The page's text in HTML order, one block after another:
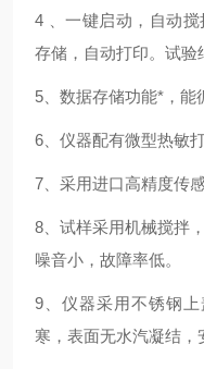
4 、一键启动，自动
存储，自动打印。试验
5、数据存储功能*，能
6、仪器配有微型热敏
7、采用进口高精度传
8、试样采用机械搅拌
噪音小，故障率低。
9、仪器采用不锈钢
寒，表面无水汽凝结，